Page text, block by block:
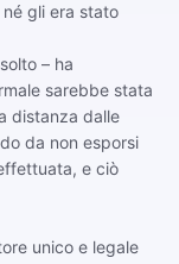
gli era stato
– ha
sarebbe stata
distanza dalle
da non esporsi
e ciò
unico e legale